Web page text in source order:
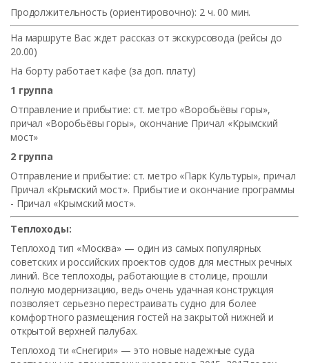
Продолжительность (ориентировочно): 2 ч. 00 мин.
На маршруте Вас ждет рассказ от экскурсовода (рейсы до
20.00)
На борту работает кафе (за доп. плату)
1 группа
Отправление и прибытие: ст. метро «Воробьёвы горы»,
причал «Воробьёвы горы», окончание Причал «Крымский
мост»
2 группа
Отправление и прибытие: ст. метро «Парк Культуры», причал
Причал «Крымский мост». Прибытие и окончание программы
- Причал «Крымский мост».
Теплоходы:
Теплоход тип «Москва» — один из самых популярных
советских и российских проектов судов для местных речных
линий. Все теплоходы, работающие в столице, прошли
полную модернизацию, ведь очень удачная конструкция
позволяет серьезно перестраивать судно для более
комфортного размещения гостей на закрытой нижней и
открытой верхней палубах.
Теплоход ти «Снегири» — это новые надежные суда